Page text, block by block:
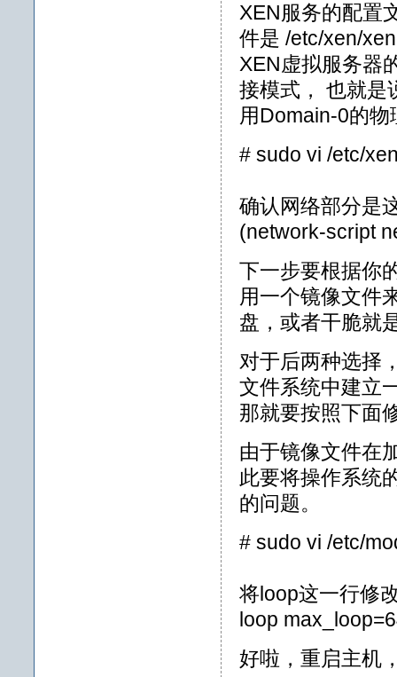
XEN服务的配置
件是 /etc/xen/
XEN虚拟服务器
接模式， 也就是
用Domain-0的
# sudo vi /etc/
确认网络部分是
(network-script
下一步要根据你
用一个镜像文件
盘，或者干脆就
对于后两种选择
文件系统中建立
那就要按照下面
由于镜像文件在
此要将操作系统
的问题。
# sudo vi /etc/
将loop这一行修
loop
好啦，重启主机